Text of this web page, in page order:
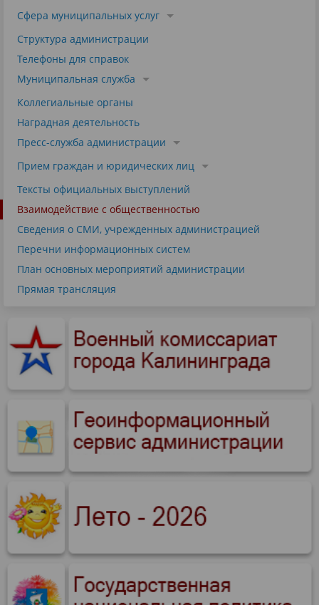
Сфера муниципальных услуг
Структура администрации
Телефоны для справок
Муниципальная служба
Коллегиальные органы
Наградная деятельность
Пресс-служба администрации
Прием граждан и юридических лиц
Тексты официальных выступлений
Взаимодействие с общественностью
Сведения о СМИ, учрежденных администрацией
Перечни информационных систем
План основных мероприятий администрации
Прямая трансляция